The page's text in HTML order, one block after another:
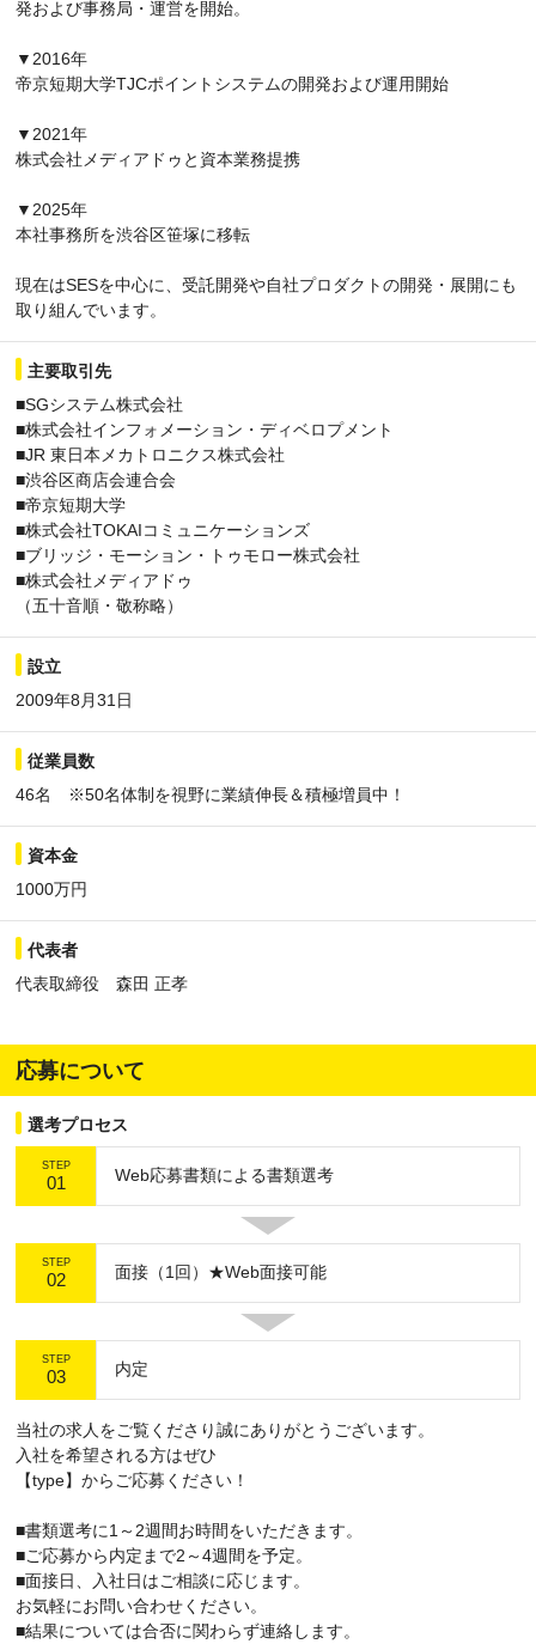
発および事務局・運営を開始。
▼2016年
帝京短期大学TJCポイントシステムの開発および運用開始
▼2021年
株式会社メディアドゥと資本業務提携
▼2025年
本社事務所を渋谷区笹塚に移転
現在はSESを中心に、受託開発や自社プロダクトの開発・展開にも
取り組んでいます。
主要取引先
■SGシステム株式会社
■株式会社インフォメーション・ディベロプメント
■JR 東日本メカトロニクス株式会社
■渋谷区商店会連合会
■帝京短期大学
■株式会社TOKAIコミュニケーションズ
■ブリッジ・モーション・トゥモロー株式会社
■株式会社メディアドゥ
（五十音順・敬称略）
設立
2009年8月31日
従業員数
46名 ※50名体制を視野に業績伸長＆積極増員中！
資本金
1000万円
代表者
代表取締役 森田 正孝
応募について
選考プロセス
STEP
01 Web応募書類による書類選考
STEP
02 面接（1回）★Web面接可能
STEP
03 内定
当社の求人をご覧くださり誠にありがとうございます。
入社を希望される方はぜひ
【type】からご応募ください！
■書類選考に1～2週間お時間をいただきます。
■ご応募から内定まで2～4週間を予定。
■面接日、入社日はご相談に応じます。
お気軽にお問い合わせください。
■結果については合否に関わらず連絡します。